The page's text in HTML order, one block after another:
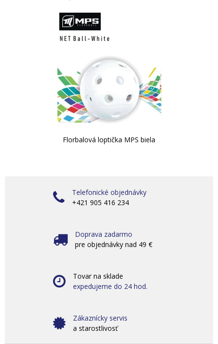
Florbalová loptička MPS biela
Telefonické objednávky
+421 905 416 234
Doprava zadarmo
pre objednávky nad 49 €
Tovar na sklade
expedujeme do 24 hod.
Zákaznícky servis
a starostlivosť